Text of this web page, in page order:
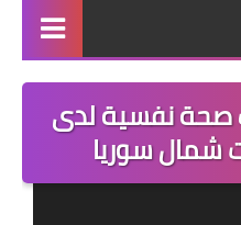
القائمة
مناقصات
فرص عمل داخل سوريا
نفسية لدى
سوريا